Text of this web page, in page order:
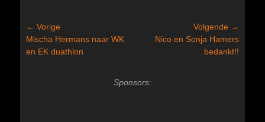
Bericht
navigatie
← Vorige
Vorig
bericht:
Mischa Hermans naar WK
en EK duathlon
Volgende →
VolgendNico en Sonja Hamers
bedankt!!
Sponsors: